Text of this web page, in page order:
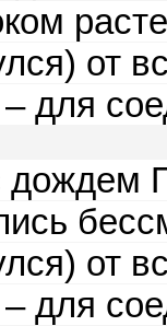
от
для
дождем
от
для